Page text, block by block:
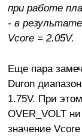
при работе
- в
Vcore = 2.05V.
Еще пара
Duron
1.75V. При
OVER_VOLT
значение